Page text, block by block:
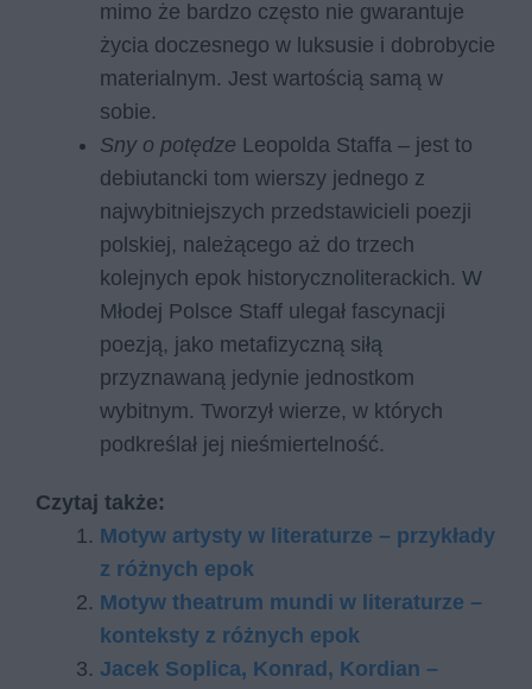
mimo że bardzo często nie gwarantuje
życia doczesnego w luksusie i dobrobycie
materialnym. Jest wartością samą w
sobie.
Sny o potędze Leopolda Staffa – jest to
debiutancki tom wierszy jednego z
najwybitniejszych przedstawicieli poezji
polskiej, należącego aż do trzech
kolejnych epok historycznoliterackich. W
Młodej Polsce Staff ulegał fascynacji
poezją, jako metafizyczną siłą
przyznawaną jedynie jednostkom
wybitnym. Tworzył wierze, w których
podkreślał jej nieśmiertelność.
Czytaj także:
Motyw artysty w literaturze – przykłady
z różnych epok
Motyw theatrum mundi w literaturze –
konteksty z różnych epok
Jacek Soplica, Konrad, Kordian –